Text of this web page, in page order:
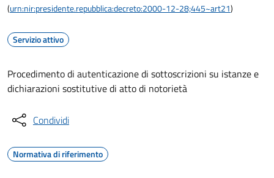
(urn:nir:presidente.repubblica:decreto:2000-12-28;445~art21)
Servizio attivo
Procedimento di autenticazione di sottoscrizioni su istanze e
dichiarazioni sostitutive di atto di notorietà
Condividi
Normativa di riferimento